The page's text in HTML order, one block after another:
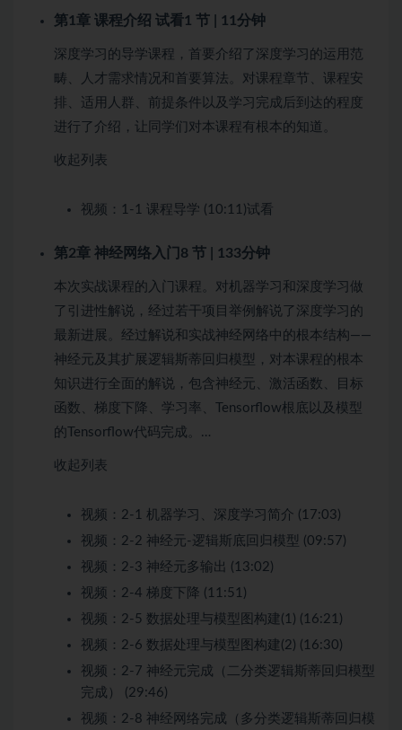
第1章 课程介绍 试看1 节 | 11分钟
深度学习的导学课程，首要介绍了深度学习的运用范
畴、人才需求情况和首要算法。对课程章节、课程安
排、适用人群、前提条件以及学习完成后到达的程度
进行了介绍，让同学们对本课程有根本的知道。
收起列表
视频： 1-1 课程导学 (10:11)试看
第2章 神经网络入门 8 节 | 133分钟
本次实战课程的入门课程。对机器学习和深度学习做
了引进性解说，经过若干项目举例解说了深度学习的
最新进展。经过解说和实战神经网络中的根本结构——
神经元及其扩展逻辑斯蒂回归模型，对本课程的根本
知识进行全面的解说，包含神经元、激活函数、目标
函数、梯度下降、学习率、Tensorflow根底以及模型
的Tensorflow代码完成。…
收起列表
视频： 2-1 机器学习、深度学习简介 (17:03)
视频： 2-2 神经元-逻辑斯底回归模型 (09:57)
视频： 2-3 神经元多输出 (13:02)
视频： 2-4 梯度下降 (11:51)
视频： 2-5 数据处理与模型图构建(1) (16:21)
视频： 2-6 数据处理与模型图构建(2) (16:30)
视频： 2-7 神经元完成（二分类逻辑斯蒂回归模型
完成） (29:46)
视频： 2-8 神经网络完成（多分类逻辑斯蒂回归模